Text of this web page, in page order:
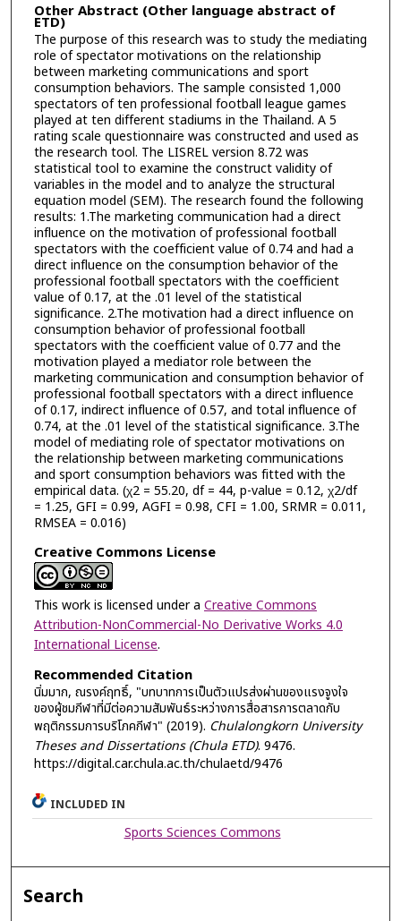
Other Abstract (Other language abstract of
ETD)
The purpose of this research was to study the mediating
role of spectator motivations on the relationship
between marketing communications and sport
consumption behaviors. The sample consisted 1,000
spectators of ten professional football league games
played at ten different stadiums in the Thailand. A 5
rating scale questionnaire was constructed and used as
the research tool. The LISREL version 8.72 was
statistical tool to examine the construct validity of
variables in the model and to analyze the structural
equation model (SEM). The research found the following
results: 1.The marketing communication had a direct
influence on the motivation of professional football
spectators with the coefficient value of 0.74 and had a
direct influence on the consumption behavior of the
professional football spectators with the coefficient
value of 0.17, at the .01 level of the statistical
significance. 2.The motivation had a direct influence on
consumption behavior of professional football
spectators with the coefficient value of 0.77 and the
motivation played a mediator role between the
marketing communication and consumption behavior of
professional football spectators with a direct influence
of 0.17, indirect influence of 0.57, and total influence of
0.74, at the .01 level of the statistical significance. 3.The
model of mediating role of spectator motivations on
the relationship between marketing communications
and sport consumption behaviors was fitted with the
empirical data. (χ2 = 55.20, df = 44, p-value = 0.12, χ2/df
= 1.25, GFI = 0.99, AGFI = 0.98, CFI = 1.00, SRMR = 0.011,
RMSEA = 0.016)
Creative Commons License
This work is licensed under a Creative Commons
Attribution-NonCommercial-No Derivative Works 4.0
International License.
Recommended Citation
นิ่มมาก, ณรงค์ฤทธิ์, "บทบาทการเป็นตัวแปรส่งผ่านของแรงจูงใจ
ของผู้ชมกีฬาที่มีต่อความสัมพันธ์ระหว่างการสื่อสารการตลาดกับ
พฤติกรรมการบริโภคกีฬา" (2019). Chulalongkorn University
Theses and Dissertations (Chula ETD). 9476.
https://digital.car.chula.ac.th/chulaetd/9476
INCLUDED IN
Sports Sciences Commons
Search